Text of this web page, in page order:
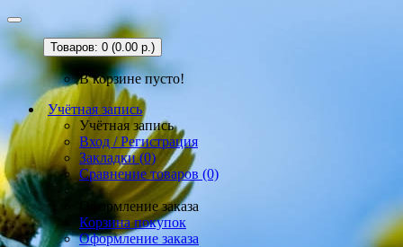
Товаров: 0 (0.00 р.)
В корзине пусто!
Учётная запись
Учётная запись
Вход / Регистрация
Закладки (0)
Сравнение товаров (0)
Оформление заказа
Корзина покупок
Оформление заказа